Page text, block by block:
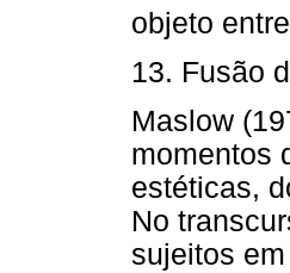
objeto
13. Fusão
Maslow
momentos
estéticas,
No
sujeitos